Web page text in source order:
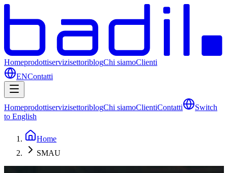
HomeprodottiservizisettoriblogChi siamoClienti
ENContatti
HomeprodottiservizisettoriblogChi siamoClientiContatti
Switch
to English
Home
SMAU